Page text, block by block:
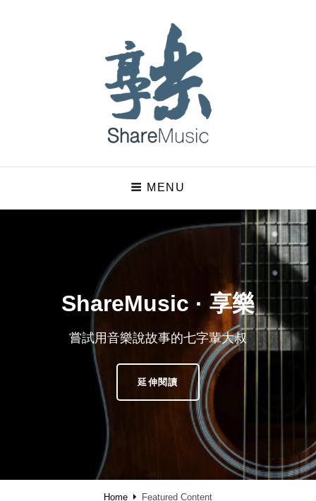
ShareMusic · 享樂
嘗試用音樂說故事的七字輩大叔
MENU
ShareMusic · 享樂
嘗試用音樂說故事的七字輩大叔
延伸閱讀 SHAREMUSIC
Home Featured Content